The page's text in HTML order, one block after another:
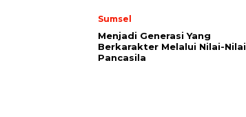
Sumsel
Menjadi Generasi Yang
Berkarakter Melalui Nilai-Nilai
Pancasila